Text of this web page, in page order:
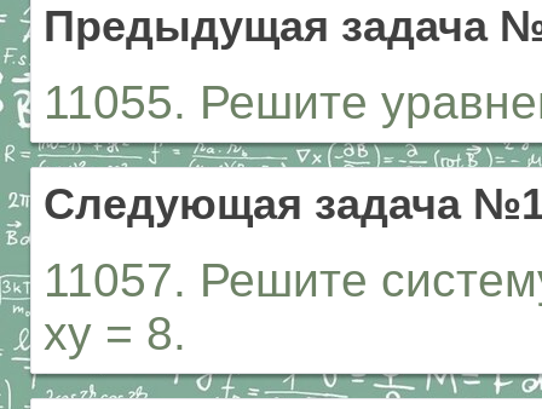
Предыдущая задача
11055. Решите
Следующая задача
11057. Решите
ху = 8.